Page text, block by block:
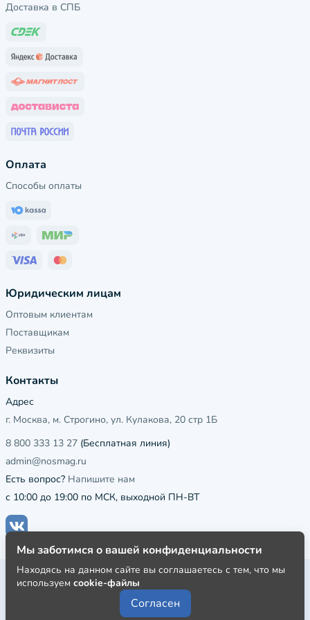
Доставка в СПБ
Оплата
Способы оплаты
Юридическим лицам
Оптовым клиентам
Поставщикам
Реквизиты
Контакты
Адрес
г. Москва, м. Строгино, ул. Кулакова, 20 стр 1Б
8 800 333 13 27 (Бесплатная линия)
admin@nosmag.ru
Есть вопрос? Напишите нам
с 10:00 до 19:00 по МСК, выходной ПН-ВТ
Публичная оферта
Пользовательское соглашение
Мы заботимся о вашей конфиденциальности
Находясь на данном сайте вы соглашаетесь с тем, что мы
используем cookie-файлы
Согласен